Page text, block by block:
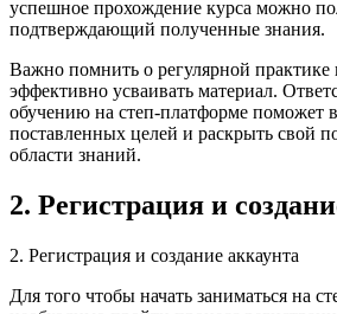
успешное прохождение курса можно
подтверждающий полученные знания.
Важно помнить о регулярной практике
эффективно усваивать материал.
обучению на степ-платформе поможет
поставленных целей и раскрыть свой
области знаний.
2. Регистрация и
2. Регистрация и создание аккаунта
Для того чтобы начать заниматься на